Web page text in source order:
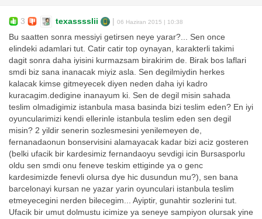
3 texasssslii 06 Haziran 2015 | 10:38
Bu saatten sonra messiyi getirsen neye yarar?... Sen once
elindeki adamlari tut. Catir catir top oynayan, karakterli takimi
dagit sonra daha iyisini kurmazsam birakirim de. Birak bos laflari
smdi biz sana inanacak miyiz asla. Sen degilmiydin herkes
kalacak kimse gitmeyecek diyen neden daha iyi kadro
kuracagim.dedigine inanayum ki. Sen de degil misin sahada
teslim olmadigimiz istanbula masa basinda bizi teslim eden? En iyi
oyuncularimizi kendi ellerinle istanbula teslim eden sen degil
misin? 2 yildir senerin sozlesmesini yenilemeyen de,
fernanadaonun bonservisini alamayacak kadar bizi aciz gosteren
(belki ufacik bir kardesimiz fernandaoyu sevdigi icin Bursasporlu
oldu sen smdi onu feneve teskim ettiginde ya o genc
kardesimizde fenevli olursa dye hic dusundun mu?), sen bana
barcelonayi kursan ne yazar yarin oyunculari istanbula teslim
etmeyecegini nerden bilecegim... Ayiptir, gunahtir sozlerini tut.
Ufacik bir umut dolmustu icimize ya seneye sampiyon olursak yine